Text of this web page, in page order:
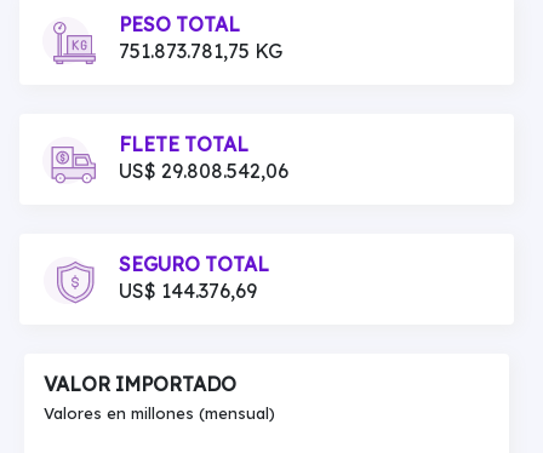
PESO TOTAL
751.873.781,75 KG
FLETE TOTAL
US$ 29.808.542,06
SEGURO TOTAL
US$ 144.376,69
VALOR IMPORTADO
Valores en millones (mensual)